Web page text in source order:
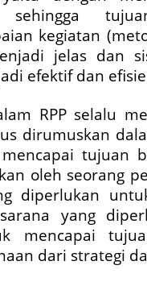
sehingga
kegiatan
jelas dan
efektif dan
RPP selalu
dirumuskan
tujuan
oleh seorang
diperlukan
yang
mencapai
dari strategi